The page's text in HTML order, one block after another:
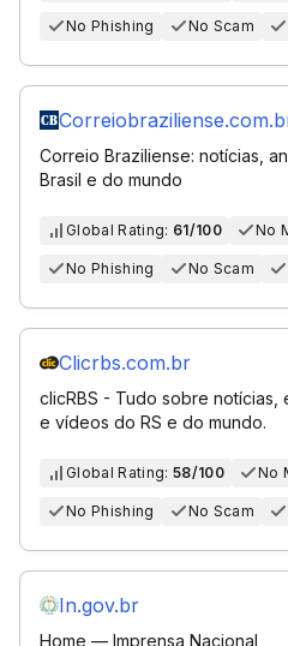
No Phishing No Scam
Correio Braziliense: notícias,
Brasil e do mundo
Global Rating: 61/100 No
No Phishing No Scam
Clicrbs.com.br
clicRBS - Tudo sobre notícias,
e vídeos do RS e do mundo.
Global Rating: 58/100 No
No Phishing No Scam
In.gov.br
Home — Imprensa Nacional